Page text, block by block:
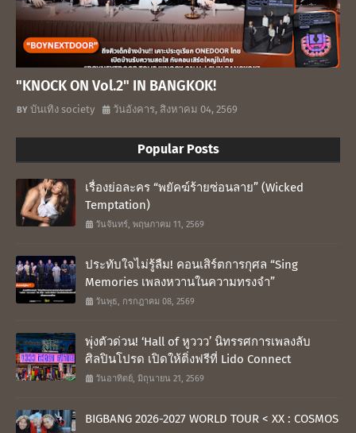
"KNOCK ON Vol.2" IN BANGKOK!
บันเทิง society วันอังคาร, สิงหาคม 04, 2569
Popular Posts
เรื่องย่อละคร “พยัคฆ์ร้ายซ่อนลาย” (Wicked
Temptation)
วันจันทร์, พฤษภาคม 11, 2569
ประทับใจไม่รู้ลืม! คอนเสิร์ตการกุศล “Sing
Memories เพลงหวานในความทรงจำ”
วันพุธ, กรกฎาคม 08, 2569
พุ่งตัวด่วน! ‘Hall of หูววว’ นิทรรศการเพลงลับ
ศิลปินโปรด เปิดให้ติ่งฟรีที่ Lido Connect
วันอาทิตย์, มิถุนายน 21, 2569
BIGBANG 2026-2027 WORLD TOUR < XX : COSMOS